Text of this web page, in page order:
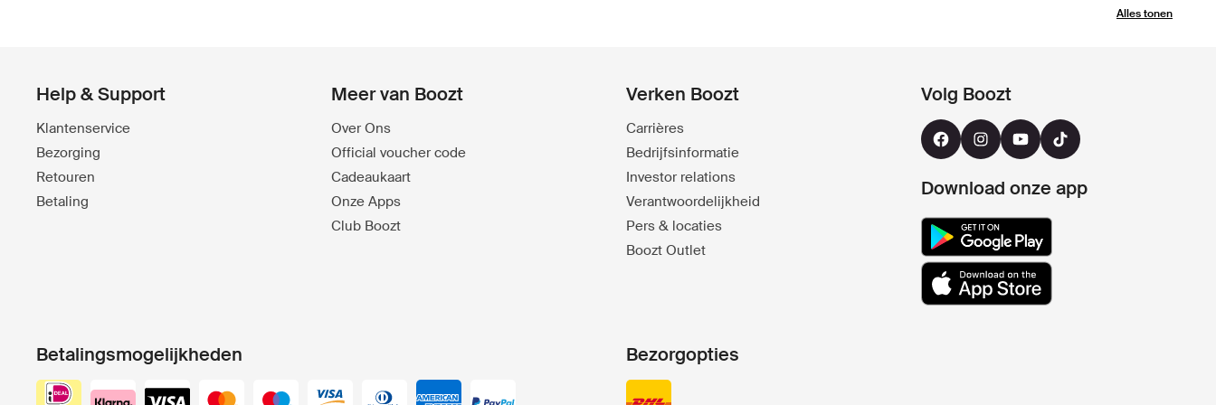
Alles tonen
Help & Support
Klantenservice
Bezorging
Retouren
Betaling
Meer van Boozt
Over Ons
Official voucher code
Cadeaukaart
Onze Apps
Club Boozt
Verken Boozt
Carrières
Bedrijfsinformatie
Investor relations
Verantwoordelijkheid
Pers & locaties
Boozt Outlet
Volg Boozt
Download onze app
Betalingsmogelijkheden Bezorgopties